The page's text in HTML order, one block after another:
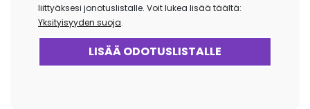
liittyäksesi jonotuslistalle. Voit lukea lisää täältä:
Yksityisyyden suoja.